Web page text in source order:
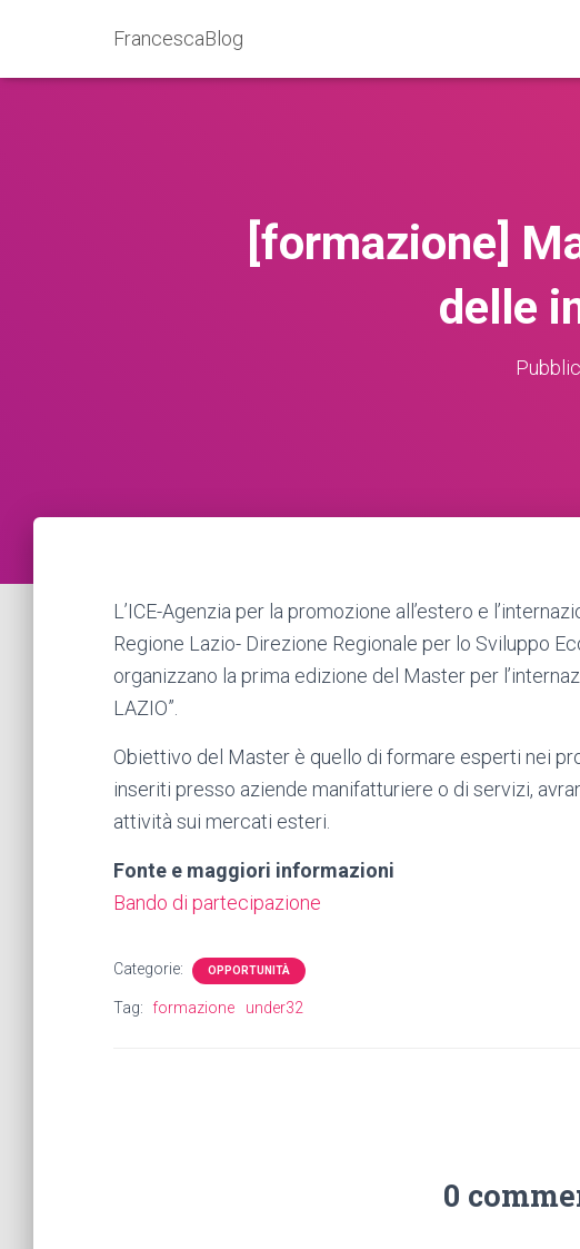
FrancescaBlog
[formazione]
delle
L’ICE-Agenzia per la promozione all’estero e
Regione Lazio- Direzione Regionale per lo Sviluppo
organizzano la prima edizione del Master per
LAZIO”.
Obiettivo del Master è quello di formare esperti nei
inseriti presso aziende manifatturiere o di servizi,
attività sui mercati esteri.
Fonte e maggiori informazioni
Bando di partecipazione
Categorie: OPPORTUNITÀ
Tag: formazione under32
0